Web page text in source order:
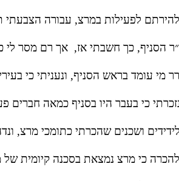
לפעילות במרצ, עבורה
הסניף, כך חשבתי אז,  אך רם מסר
מי עומד בראש הסניף, ונעניתי כי
כי בעבר היו בסניף כמאה חברים
ושכנים שהכרתי כתומכי מרצ,
כי מרצ נמצאת בסכנה קיומית